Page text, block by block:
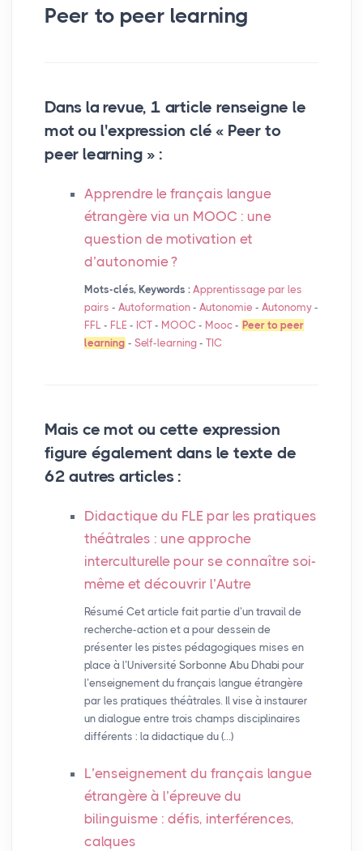
Peer to peer learning
Dans la revue, 1 article renseigne le
mot ou l'expression clé « Peer to
peer learning » :
Apprendre le français langue
étrangère via un MOOC : une
question de motivation et
d’autonomie?
Mots-clés, Keywords : Apprentissage par les
pairs - Autoformation- Autonomie - Autonomy-
FFL- FLE - ICT- MOOC - Mooc- Peer to peer
learning -Self-learning -TIC
Mais ce mot ou cette expression
figure également dans le texte de
62 autres articles :
Didactique du FLE par les pratiques
théâtrales : une approche
interculturelle pour se connaître soi-
même et découvrir l’Autre
Résumé Cet article fait partie d’un travail de
recherche-action et a pour dessein de
présenter les pistes pédagogiques mises en
place à l’Université Sorbonne Abu Dhabi pour
l’enseignement du français langue étrangère
par les pratiques théâtrales. Il vise à instaurer
un dialogue entre trois champs disciplinaires
différents : la didactique du (…)
L’enseignement du français langue
étrangère à l’épreuve du
bilinguisme : défis, interférences,
calques